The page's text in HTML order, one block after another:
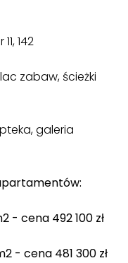
142
zabaw, ścieżki
galeria
- cena 492 100 zł
- cena 481 300 zł